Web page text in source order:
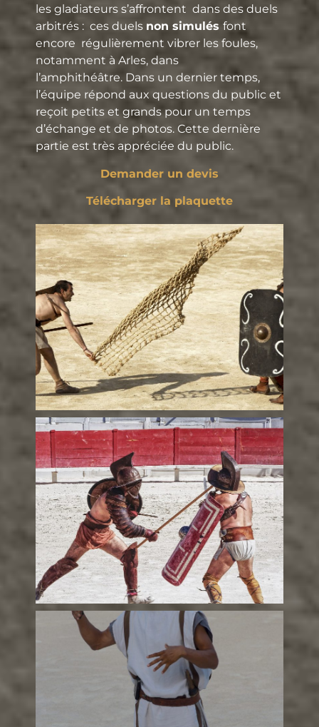
les gladiateurs s’affrontent dans des duels
arbitrés : ces duels non simulés font
encore régulièrement vibrer les foules,
notamment à Arles, dans
l’amphithéâtre. Dans un dernier temps,
l’équipe répond aux questions du public et
reçoit petits et grands pour un temps
d’échange et de photos. Cette dernière
partie est très appréciée du public.
Demander un devis
Télécharger la plaquette